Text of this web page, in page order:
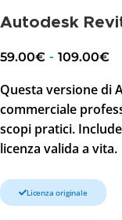
Autodesk
59.00€ - 109.00€
Questa versione di
commerciale
scopi pratici.
licenza valida a vita.
Licenza originale